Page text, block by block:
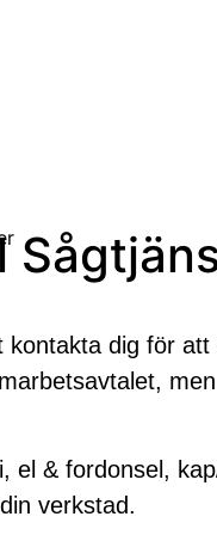
dig för att
el & fordonsel,
verkstad.